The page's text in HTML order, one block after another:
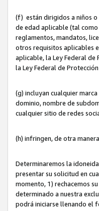
(f) están dirigidos a niños o
de edad aplicable (tal
reglamentos, mandatos,
otros requisitos aplicables
aplicable, la Ley Federal de
la Ley Federal de
(g) incluyan cualquier
dominio, nombre de
cualquier sitio de redes
(h) infringen, de otra
Determinaremos la
presentar su solicitud en
momento, 1) rechacemos
determinado a nuestra
podrá iniciarse llenando el